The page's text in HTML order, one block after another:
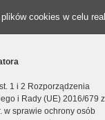
cookies w celu
1 i 2 Rozporządzenia
i Rady (UE) 2016/679 z
w sprawie ochrony osób